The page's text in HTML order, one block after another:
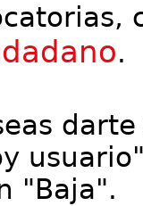
.
"Baja".